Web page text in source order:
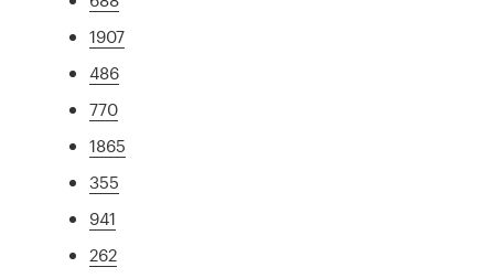
1907
486
770
1865
355
941
262